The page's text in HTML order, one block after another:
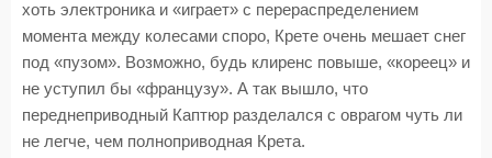
хоть электроника и «играет» с перераспределением
момента между колесами споро, Крете очень мешает снег
под «пузом». Возможно, будь клиренс повыше, «кореец» и
не уступил бы «французу». А так вышло, что
переднеприводный Каптюр разделался с оврагом чуть ли
не легче, чем полноприводная Крета.